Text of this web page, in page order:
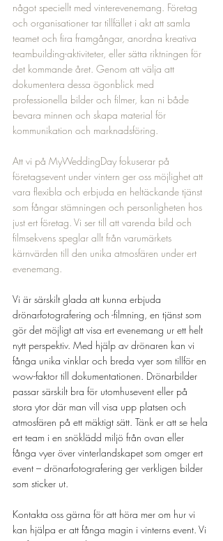
något speciellt med vinterevenemang. Företag
och organisationer tar tillfället i akt att samla
teamet och fira framgångar, anordna kreativa
teambuilding-aktiviteter, eller sätta riktningen för
det kommande året. Genom att välja att
dokumentera dessa ögonblick med
professionella bilder och filmer, kan ni både
bevara minnen och skapa material för
kommunikation och marknadsföring.
Att vi på MyWeddingDay fokuserar på
företagsevent under vintern ger oss möjlighet att
vara flexibla och erbjuda en heltäckande tjänst
som fångar stämningen och personligheten hos
just ert företag. Vi ser till att varenda bild och
filmsekvens speglar allt från varumärkets
kärnvärden till den unika atmosfären under ert
evenemang.
Vi är särskilt glada att kunna erbjuda
drönarfotografering och -filmning, en tjänst som
gör det möjligt att visa ert evenemang ur ett helt
nytt perspektiv. Med hjälp av drönaren kan vi
fånga unika vinklar och breda vyer som tillför en
wow-faktor till dokumentationen. Drönarbilder
passar särskilt bra för utomhusevent eller på
stora ytor där man vill visa upp platsen och
atmosfären på ett mäktigt sätt. Tänk er att se hela
ert team i en snöklädd miljö från ovan eller
fånga vyer över vinterlandskapet som omger ert
event – drönarfotografering ger verkligen bilder
som sticker ut.
Kontakta oss gärna för att höra mer om hur vi
kan hjälpa er att fånga magin i vinterns event. Vi